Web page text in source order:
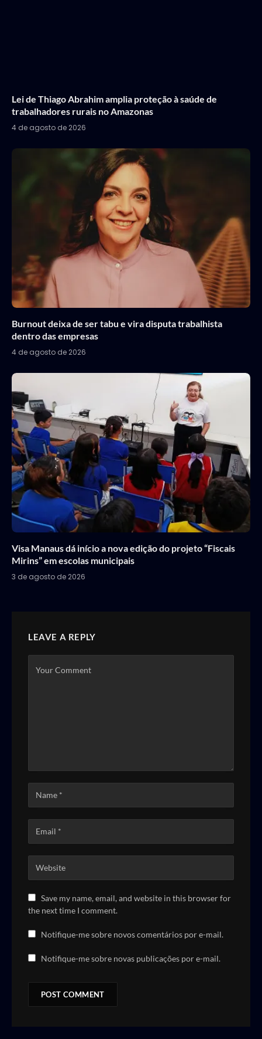
Lei de Thiago Abrahim amplia proteção à saúde de
trabalhadores rurais no Amazonas
4 de agosto de 2026
Burnout deixa de ser tabu e vira disputa trabalhista
dentro das empresas
4 de agosto de 2026
Visa Manaus dá início a nova edição do projeto “Fiscais
Mirins” em escolas municipais
3 de agosto de 2026
LEAVE A REPLY
Save my name, email, and website in this browser for
the next time I comment.
Notifique-me sobre novos comentários por e-mail.
Notifique-me sobre novas publicações por e-mail.